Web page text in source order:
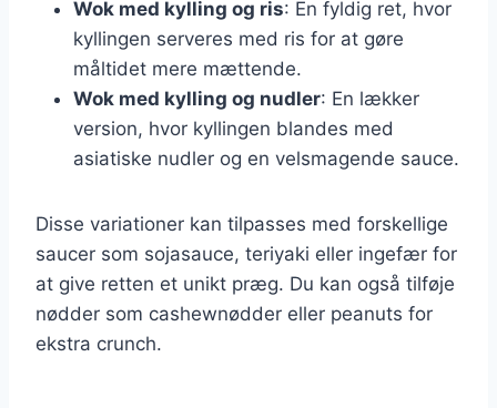
Wok med kylling og ris: En fyldig ret, hvor
kyllingen serveres med ris for at gøre
måltidet mere mættende.
Wok med kylling og nudler: En lækker
version, hvor kyllingen blandes med
asiatiske nudler og en velsmagende sauce.
Disse variationer kan tilpasses med forskellige
saucer som sojasauce, teriyaki eller ingefær for
at give retten et unikt præg. Du kan også tilføje
nødder som cashewnødder eller peanuts for
ekstra crunch.